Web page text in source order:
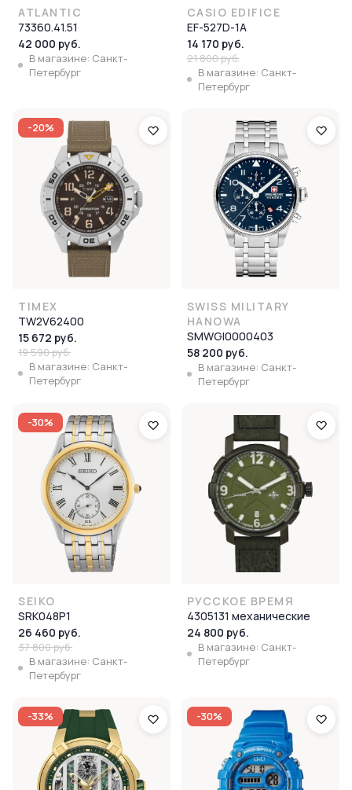
ATLANTIC
73360.41.51
42 000 руб.
В магазине: Санкт-
Петербург
CASIO EDIFICE
EF-527D-1A
14 170 руб.
21 800 руб.
В магазине: Санкт-
Петербург
-20%
TIMEX
TW2V62400
15 672 руб.
19 590 руб.
В магазине: Санкт-
Петербург
SWISS MILITARY
HANOWA
SMWGI0000403
58 200 руб.
В магазине: Санкт-
Петербург
-30%
SEIKO
SRK048P1
26 460 руб.
37 800 руб.
В магазине: Санкт-
Петербург
РУССКОЕ ВРЕМЯ
4305131 механические
24 800 руб.
В магазине: Санкт-
Петербург
-33% -30%